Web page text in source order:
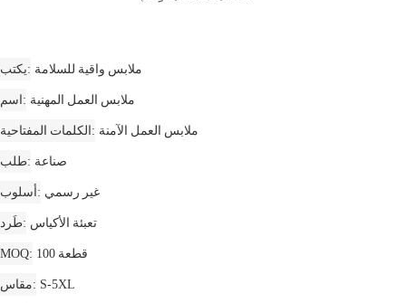
يكتب ملابس واقية للسلامة
اسم ملابس العمل المهنية
الكلمات المفتاحية ملابس العمل الآمنة
طلب صناعة
أسلوب غير رسمي
طَرد تعبئة الأكياس
MOQ 100 قطعة
مقاس S-5XL